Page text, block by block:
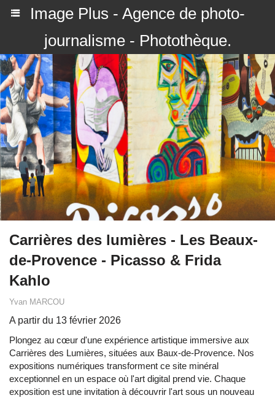
Image Plus - Agence de photo-
journalisme - Photothèque.
Carrières des lumières - Les Beaux-
de-Provence - Picasso & Frida
Kahlo
Yvan MARCOU
A partir du 13 février 2026
Plongez au cœur d'une expérience artistique immersive aux
Carrières des Lumières, situées aux Baux-de-Provence. Nos
expositions numériques transforment ce site minéral
exceptionnel en un espace où l'art digital prend vie. Chaque
exposition est une invitation à découvrir l'art sous un nouveau